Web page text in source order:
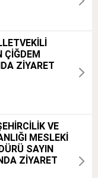
ÇİĞDEM
ZİYARET
VE
MESLEKİ
SAYIN
ZİYARET